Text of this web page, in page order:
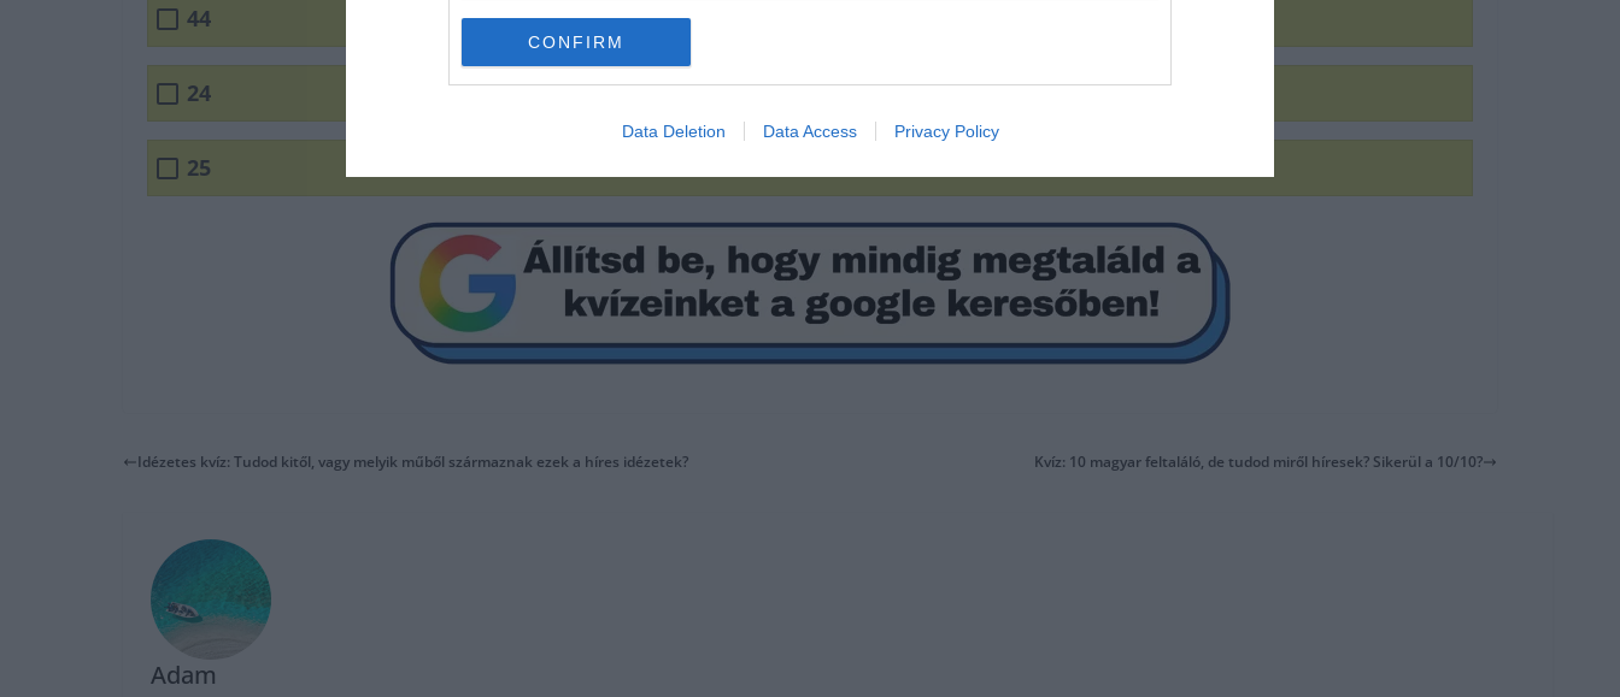
CONFIRM
Data Deletion Data Access Privacy Policy
44
24
25
Idézetes kvíz: Tudod kitől, vagy melyik műből származnak ezek a híres idézetek? Kvíz: 10 magyar feltaláló, de tudod miről híresek? Sikerül a 10/10?
Adam